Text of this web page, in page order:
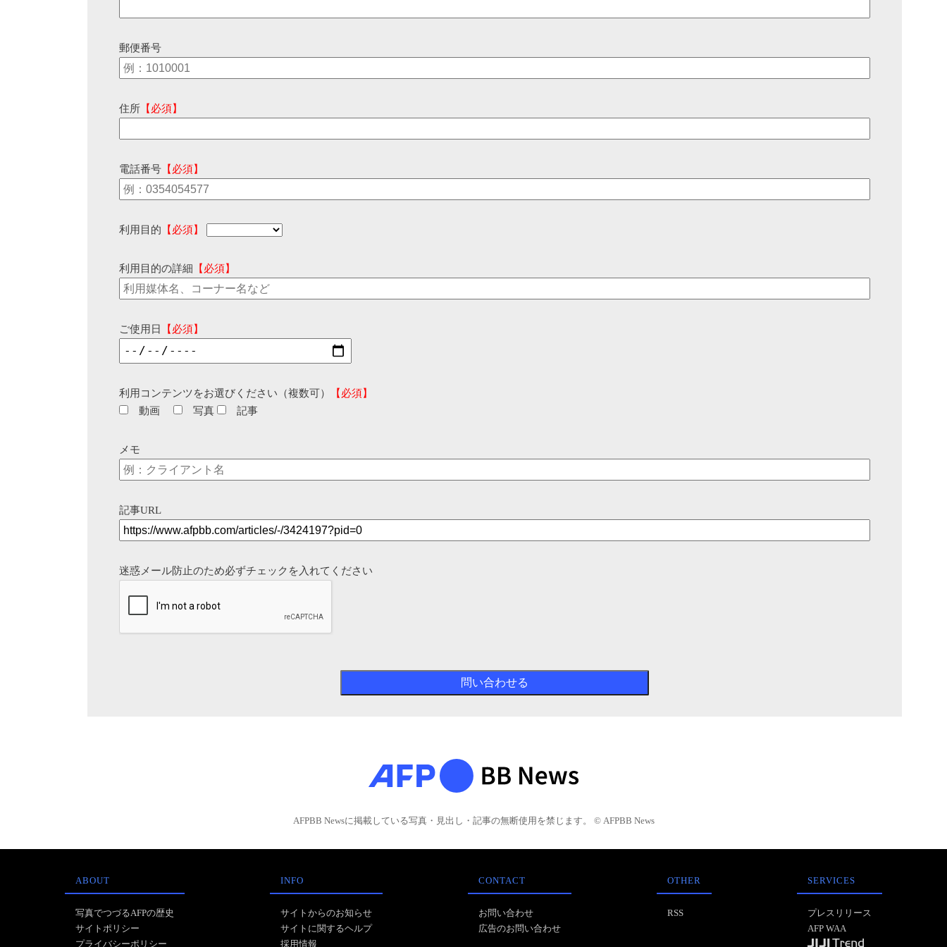
郵便番号
住所 【必須】
電話番号 【必須】
利用目的 【必須】
利用目的の詳細 【必須】
ご使用日 【必須】
利用コンテンツをお選びください（複数可）
【必須】
動画
写真 記事
メモ
記事URL
迷惑メール防止のため必ずチェックを入れてください
AFPBB Newsに掲載している写真・見出し・記事の無断使用を禁じます。 © AFPBB News
ABOUT
写真でつづるAFPの歴史
サイトポリシー
プライバシーポリシー
INFO
サイトからのお知らせ
サイトに関するヘルプ
採用情報
CONTACT
お問い合わせ
広告のお問い合わせ
OTHER
RSS
SERVICES
プレスリリース
AFP WAA